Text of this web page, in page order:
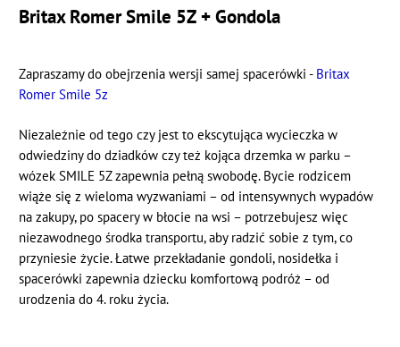
Britax Romer Smile 5Z + Gondola
Zapraszamy do obejrzenia wersji samej spacerówki - Britax
Romer Smile 5z
Niezależnie od tego czy jest to ekscytująca wycieczka w
odwiedziny do dziadków czy też kojąca drzemka w parku –
wózek SMILE 5Z zapewnia pełną swobodę. Bycie rodzicem
wiąże się z wieloma wyzwaniami – od intensywnych wypadów
na zakupy, po spacery w błocie na wsi – potrzebujesz więc
niezawodnego środka transportu, aby radzić sobie z tym, co
przyniesie życie. Łatwe przekładanie gondoli, nosidełka i
spacerówki zapewnia dziecku komfortową podróż – od
urodzenia do 4. roku życia.